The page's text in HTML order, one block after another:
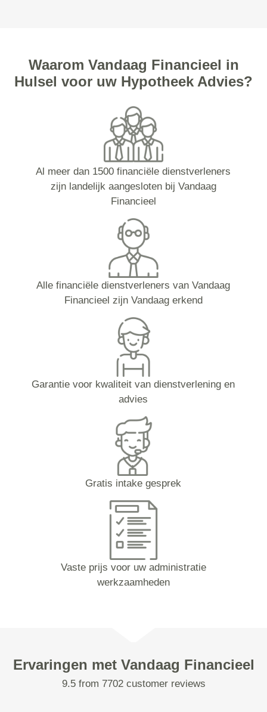
Waarom Vandaag Financieel in
Hulsel voor uw Hypotheek Advies?
Al meer dan 1500 financiële dienstverleners
zijn landelijk aangesloten bij Vandaag
Financieel
Alle financiële dienstverleners van Vandaag
Financieel zijn Vandaag erkend
Garantie voor kwaliteit van dienstverlening en
advies
Gratis intake gesprek
Vaste prijs voor uw administratie
werkzaamheden
Ervaringen met Vandaag Financieel
9.5 from 7702 customer reviews